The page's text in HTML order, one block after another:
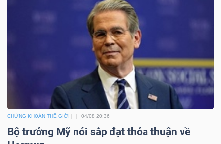
CHỨNG KHOÁN THẾ GIỚI 04/08 20:36
Bộ trưởng Mỹ nói sắp đạt thỏa thuận về